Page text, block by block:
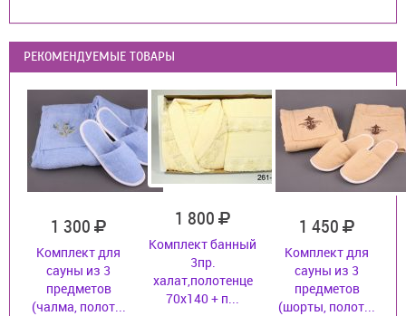
РЕКОМЕНДУЕМЫЕ ТОВАРЫ
1 300
Комплект для
сауны из 3
предметов
(чалма, полот...
1 800
Комплект банный
3пр.
халат,полотенце
70х140 + п...
1 450
Комплект для
сауны из 3
предметов
(шорты, полот...